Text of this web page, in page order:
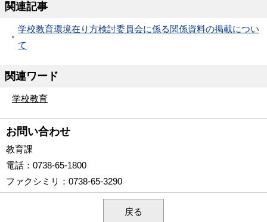
関連記事
学校教育環境在り方検討委員会に係る関係資料の掲載につい
て
関連ワード
学校教育
お問い合わせ
教育課
電話 ：0738-65-1800
ファクシミリ ：0738-65-3290
戻る